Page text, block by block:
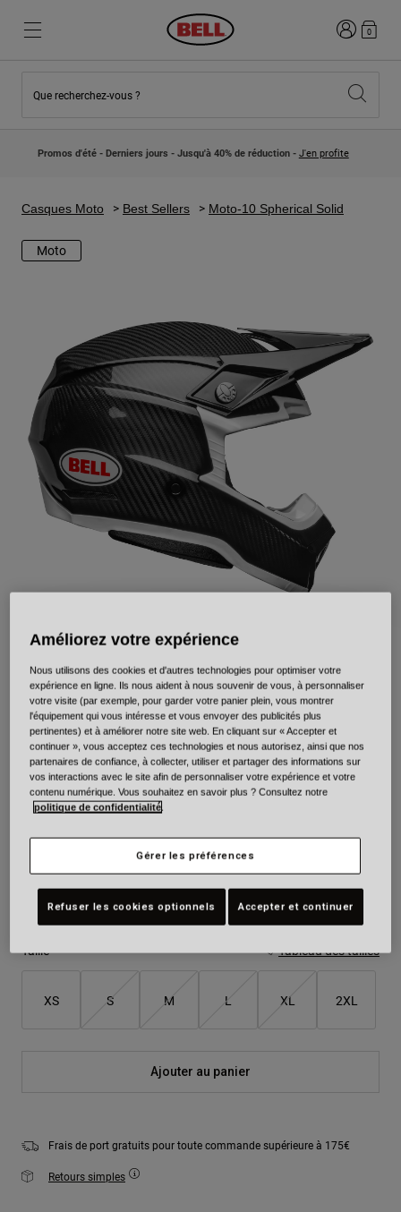
Nouveautés
Casques Motocross Enfant
Explorez Moto
Jet
Motocross
Adventure
Rétro
Pièces détachées
Nouveautés
Lifestyle
Intégrales
Route et Gravel
BMX
Pièces détachées
Connexion
0
Que recherchez-vous ?
Promos d'été - Derniers jours - Jusqu'à 40% de réduction - J'en profite
Casques Moto Best Sellers Moto-10 Spherical Solid
Moto
Moto-10 Spherical Solid
Article n°34001
Price reduced from
899,99 € to629,99 € 30% OFF
sélectionné
Taille Tableau des tailles
XS S M L XL 2XL
Ajouter au panier
Frais de port gratuits pour toute commande supérieure à 175€
Retours simples
Améliorez votre expérience
Nous utilisons des cookies et d'autres technologies pour optimiser votre
expérience en ligne. Ils nous aident à nous souvenir de vous, à personnaliser
votre visite (par exemple, pour garder votre panier plein, vous montrer
l'équipement qui vous intéresse et vous envoyer des publicités plus
pertinentes) et à améliorer notre site web. En cliquant sur « Accepter et
continuer », vous acceptez ces technologies et nous autorisez, ainsi que nos
partenaires de confiance, à collecter, utiliser et partager des informations sur
vos interactions avec le site afin de personnaliser votre expérience et votre
contenu numérique. Vous souhaitez en savoir plus ? Consultez notre
politique de confidentialité.
Gérer les préférences
Refuser les cookies optionnels Accepter et continuer